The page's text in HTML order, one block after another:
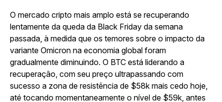
O mercado cripto mais amplo está se recuperando
lentamente da queda da Black Friday da semana
passada, à medida que os temores sobre o impacto da
variante Omicron na economia global foram
gradualmente diminuindo. O BTC está liderando a
recuperação, com seu preço ultrapassando com
sucesso a zona de resistência de $58k mais cedo hoje,
até tocando momentaneamente o nível de $59k, antes